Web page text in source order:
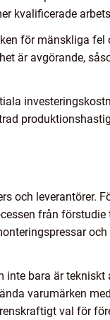
kvalificerade
för mänskliga fel
är avgörande,
och leverantörer.
från
bara är tekniskt
varumärken
val för